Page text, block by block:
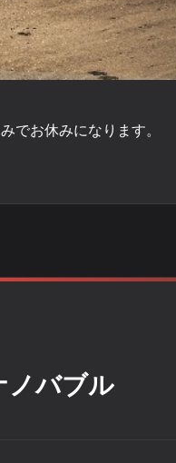
でお休みになります。
ノバブル